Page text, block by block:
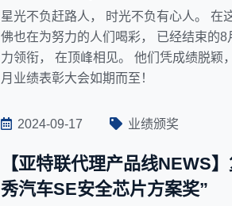
星光不负赶路人， 时光不负有心人。 在
佛也在为努力的人们喝彩， 已经结束的
力领衔， 在顶峰相见。 他们凭成绩脱颖
月业绩表彰大会如期而至！
2024-09-17 业绩颁奖
【亚特联代理产品线NEWS
秀汽车SE安全芯片方案奖”